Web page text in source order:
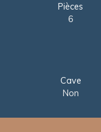
Pièces
6
Cave
Non